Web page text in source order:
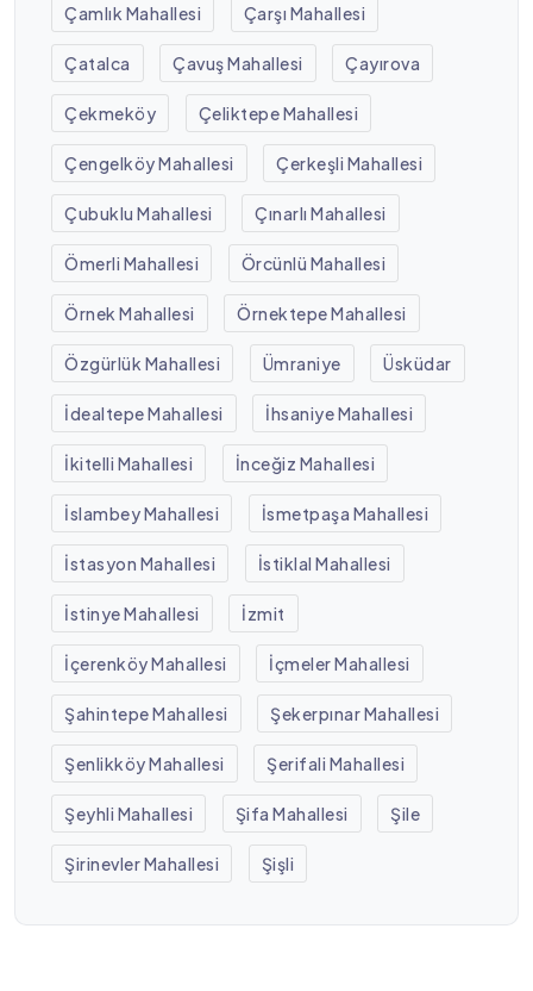
Çamlık Mahallesi Çarşı Mahallesi
Çatalca Çavuş Mahallesi Çayırova
Çekmeköy Çeliktepe Mahallesi
Çengelköy Mahallesi Çerkeşli Mahallesi
Çubuklu Mahallesi Çınarlı Mahallesi
Ömerli Mahallesi Örcünlü Mahallesi
Örnek Mahallesi Örnektepe Mahallesi
Özgürlük Mahallesi Ümraniye Üsküdar
İdealtepe Mahallesi İhsaniye Mahallesi
İkitelli Mahallesi İnceğiz Mahallesi
İslambey Mahallesi İsmetpaşa Mahallesi
İstasyon Mahallesi İstiklal Mahallesi
İstinye Mahallesi İzmit
İçerenköy Mahallesi İçmeler Mahallesi
Şahintepe Mahallesi Şekerpınar Mahallesi
Şenlikköy Mahallesi Şerifali Mahallesi
Şeyhli Mahallesi Şifa Mahallesi Şile
Şirinevler Mahallesi Şişli